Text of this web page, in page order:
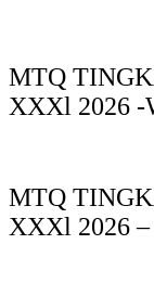
MTQ
XXXl 2026 -
MTQ
XXXl 2026